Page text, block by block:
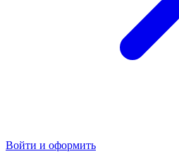
Войти и оформить